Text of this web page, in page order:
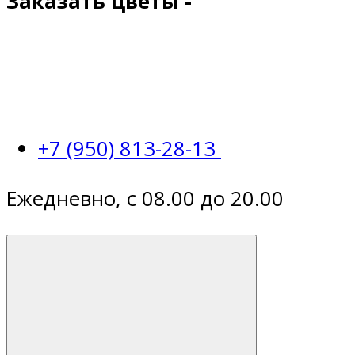
+7 (950) 813-28-13
Ежедневно, с 08.00 до 20.00